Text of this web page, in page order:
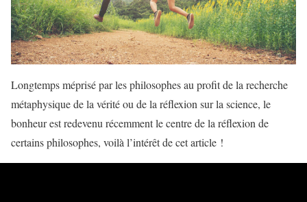
Longtemps méprisé par les philosophes au profit de la recherche
métaphysique de la vérité ou de la réflexion sur la science, le
bonheur est redevenu récemment le centre de la réflexion de
certains philosophes, voilà l’intérêt de cet article !